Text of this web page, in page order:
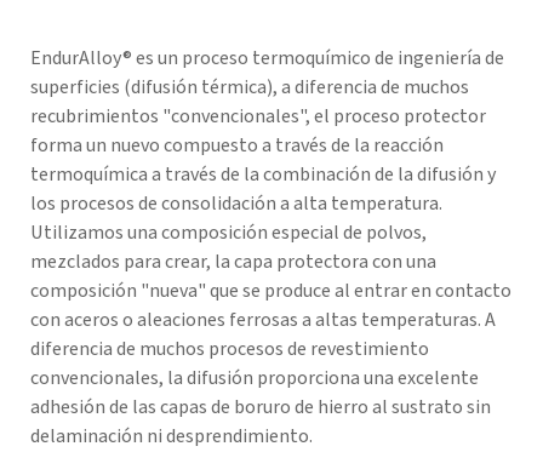
EndurAlloy® es un proceso termoquímico de ingeniería de
superficies (difusión térmica), a diferencia de muchos
recubrimientos "convencionales", el proceso protector
forma un nuevo compuesto a través de la reacción
termoquímica a través de la combinación de la difusión y
los procesos de consolidación a alta temperatura.
Utilizamos una composición especial de polvos,
mezclados para crear, la capa protectora con una
composición "nueva" que se produce al entrar en contacto
con aceros o aleaciones ferrosas a altas temperaturas. A
diferencia de muchos procesos de revestimiento
convencionales, la difusión proporciona una excelente
adhesión de las capas de boruro de hierro al sustrato sin
delaminación ni desprendimiento.